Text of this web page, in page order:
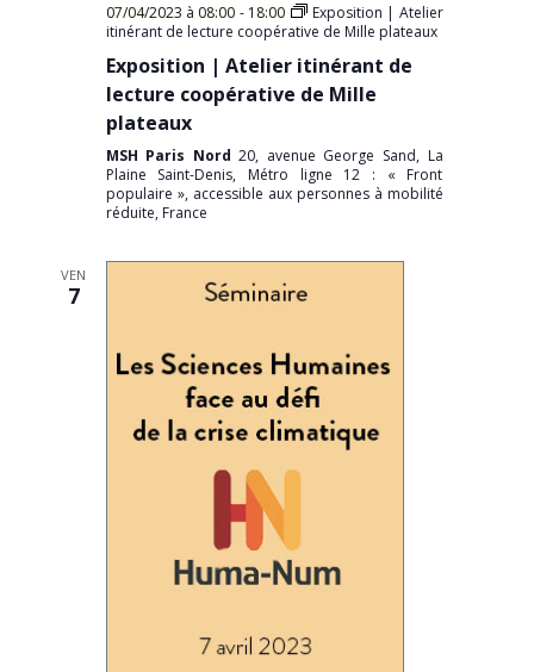
07/04/2023 à 08:00 - 18:00
Exposition | Atelier
itinérant de lecture coopérative de Mille plateaux
Exposition | Atelier itinérant de
lecture coopérative de Mille
plateaux
MSH Paris Nord20, avenue George Sand, La
Plaine Saint-Denis, Métro ligne 12 : « Front
populaire », accessible aux personnes à mobilité
réduite, France
VEN
7